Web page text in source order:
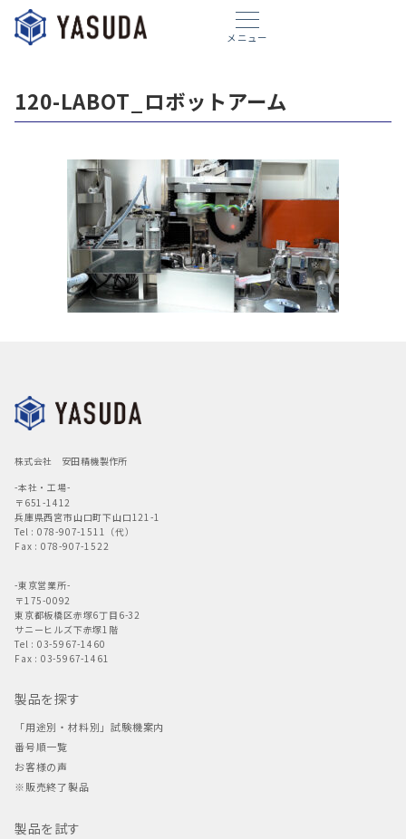
メニュー
120-LABOT_ロボットアーム
株式会社 安田精機製作所
-本社・工場-
〒651-1412
兵庫県西宮市山口町下山口121-1
Tel : 078-907-1511（代）
Fax : 078-907-1522
-東京営業所-
〒175-0092
東京都板橋区赤塚6丁目6-32
サニーヒルズ下赤塚1階
Tel : 03-5967-1460
Fax : 03-5967-1461
製品を探す
「用途別・材料別」試験機案内
番号順一覧
お客様の声
※販売終了製品
製品を試す